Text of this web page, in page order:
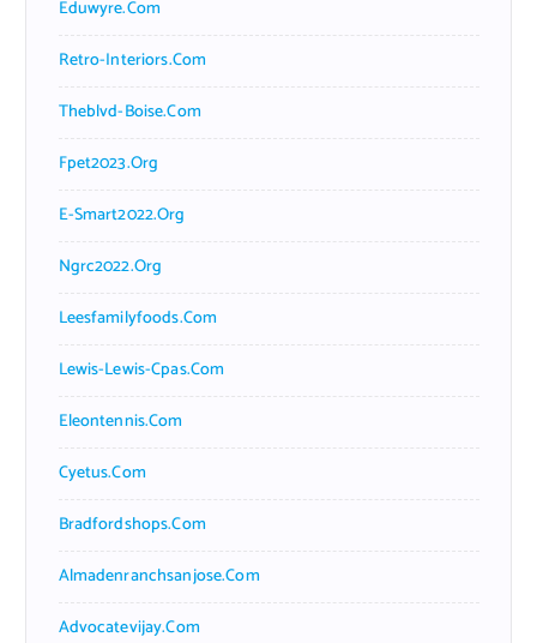
Eduwyre.com
Retro-Interiors.com
Theblvd-Boise.com
Fpet2023.org
E-Smart2022.org
Ngrc2022.org
Leesfamilyfoods.com
Lewis-Lewis-Cpas.com
Eleontennis.com
Cyetus.com
Bradfordshops.com
Almadenranchsanjose.com
Advocatevijay.com